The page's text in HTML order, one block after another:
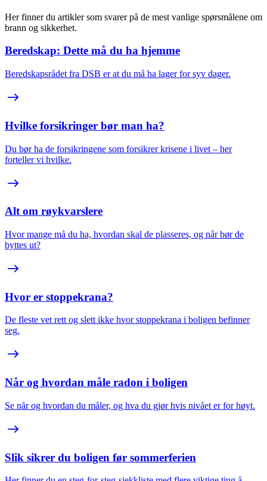
Her finner du artikler som svarer på de mest vanlige spørsmålene om
brann og sikkerhet.
Beredskap: Dette må du ha hjemme
Beredskapsrådet fra DSB er at du må ha lager for syv dager.
Hvilke forsikringer bør man ha?
Du bør ha de forsikringene som forsikrer krisene i livet – her
forteller vi hvilke.
Alt om røykvarslere
Hvor mange må du ha, hvordan skal de plasseres, og når bør de
byttes ut?
Hvor er stoppekrana?
De fleste vet rett og slett ikke hvor stoppekrana i boligen befinner
seg.
Når og hvordan måle radon i boligen
Se når og hvordan du måler, og hva du gjør hvis nivået er for høyt.
Slik sikrer du boligen før sommerferien